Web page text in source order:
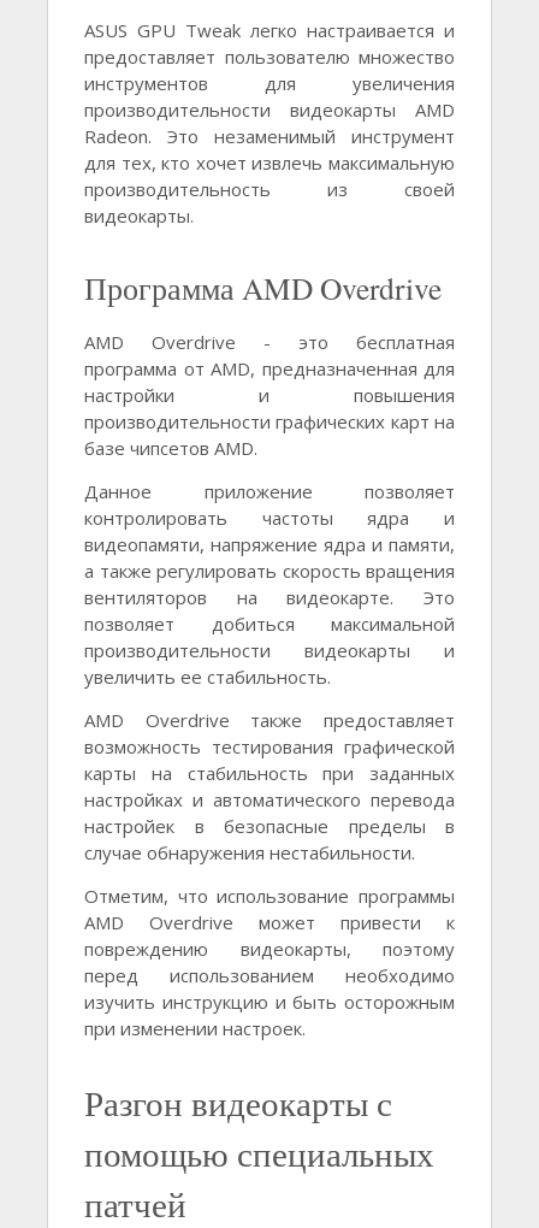
ASUS GPU Tweak легко настраивается и
предоставляет пользователю множество
инструментов для увеличения
производительности видеокарты AMD
Radeon. Это незаменимый инструмент
для тех, кто хочет извлечь максимальную
производительность из своей
видеокарты.
Программа AMD Overdrive
AMD Overdrive - это бесплатная
программа от AMD, предназначенная для
настройки и повышения
производительности графических карт на
базе чипсетов AMD.
Данное приложение позволяет
контролировать частоты ядра и
видеопамяти, напряжение ядра и памяти,
а также регулировать скорость вращения
вентиляторов на видеокарте. Это
позволяет добиться максимальной
производительности видеокарты и
увеличить ее стабильность.
AMD Overdrive также предоставляет
возможность тестирования графической
карты на стабильность при заданных
настройках и автоматического перевода
настройек в безопасные пределы в
случае обнаружения нестабильности.
Отметим, что использование программы
AMD Overdrive может привести к
повреждению видеокарты, поэтому
перед использованием необходимо
изучить инструкцию и быть осторожным
при изменении настроек.
Разгон видеокарты с
помощью специальных
патчей